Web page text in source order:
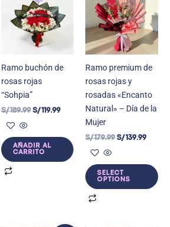
Ramo buchón de
rosas rojas
“Sohpia”
S/189.99
original
era:
S/ 189.99.
S/119.99
es:
S/ 119.99.
AÑADIR AL
CARRITO
Ramo premium de
rosas rojas y
rosadas «Encanto
Natural» – Día de la
Mujer
S/179.99
original
era:
S/ 179.99.
S/139.99
es:
S/
SELECT
OPTIONS